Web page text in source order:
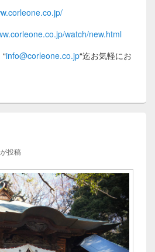
watch/new.html
“info@corleone.co.jp“迄お気軽にお
が投稿